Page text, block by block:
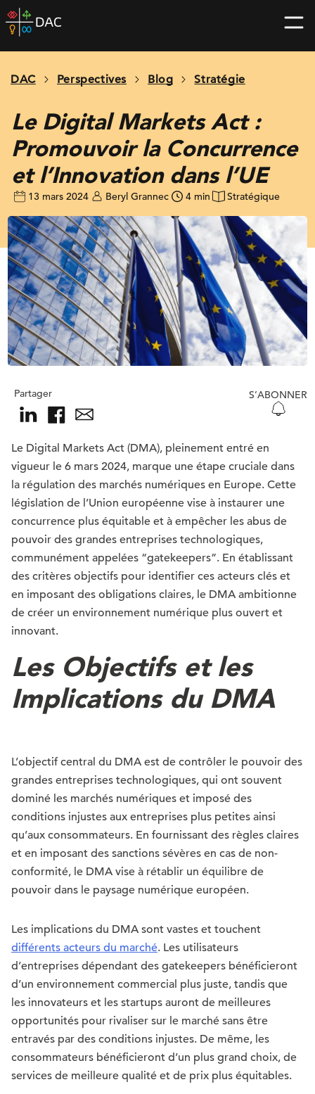
Skip
to
home
DAC Perspectives Blog Stratégie
Le Digital Markets Act :
Promouvoir la Concurrence
et l’Innovation dans l’UE
13 mars 2024 Beryl Grannec 4 min Stratégique
Partager S’ABONNER
Le Digital Markets Act (DMA), pleinement entré en
vigueur le 6 mars 2024, marque une étape cruciale dans
la régulation des marchés numériques en Europe. Cette
législation de l’Union européenne vise à instaurer une
concurrence plus équitable et à empêcher les abus de
pouvoir des grandes entreprises technologiques,
communément appelées “gatekeepers”. En établissant
des critères objectifs pour identifier ces acteurs clés et
en imposant des obligations claires, le DMA ambitionne
de créer un environnement numérique plus ouvert et
innovant.
Les Objectifs et les
Implications du DMA
L’objectif central du DMA est de contrôler le pouvoir des
grandes entreprises technologiques, qui ont souvent
dominé les marchés numériques et imposé des
conditions injustes aux entreprises plus petites ainsi
qu’aux consommateurs. En fournissant des règles claires
et en imposant des sanctions sévères en cas de non-
conformité, le DMA vise à rétablir un équilibre de
pouvoir dans le paysage numérique européen.
Les implications du DMA sont vastes et touchent
différents acteurs du marché. Les utilisateurs
d’entreprises dépendant des gatekeepers bénéficieront
d’un environnement commercial plus juste, tandis que
les innovateurs et les startups auront de meilleures
opportunités pour rivaliser sur le marché sans être
entravés par des conditions injustes. De même, les
consommateurs bénéficieront d’un plus grand choix, de
services de meilleure qualité et de prix plus équitables.